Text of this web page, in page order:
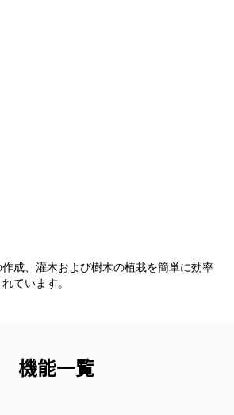
成、灌木および樹木の植栽を簡単に効率
ています。
機能一覧